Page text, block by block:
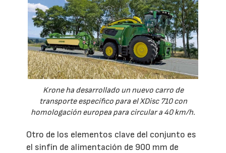
Krone ha desarrollado un nuevo carro de
transporte específico para el XDisc 710 con
homologación europea para circular a 40 km/h.
Otro de los elementos clave del conjunto es
el sinfín de alimentación de 900 mm de